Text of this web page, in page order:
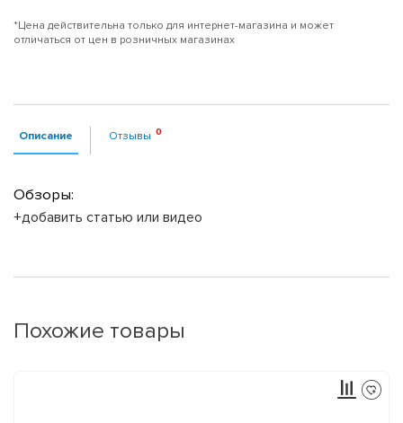
*Цена действительна только для интернет-магазина и может
отличаться от цен в розничных магазинах
Описание Отзывы
Обзоры:
+добавить статью или видео
Похожие товары